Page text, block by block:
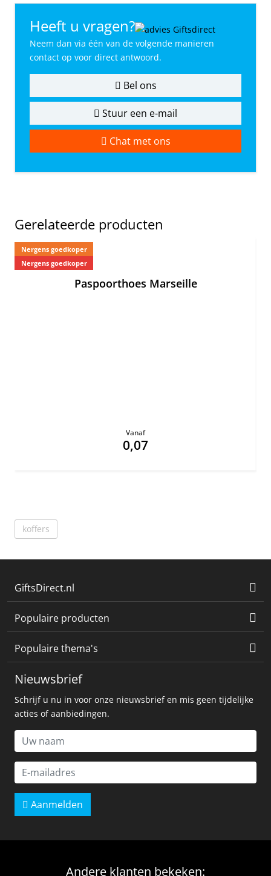
Heeft u vragen?
Neem dan via één van de volgende manieren
contact op voor direct antwoord.
Bel ons
Stuur een e-mail
Chat met ons
Gerelateerde producten
Nergens goedkoper
Nergens goedkoper
Paspoorthoes Marseille
Vanaf
0,07
koffers
GiftsDirect.nl
Populaire producten
Populaire thema's
Nieuwsbrief
Schrijf u nu in voor onze nieuwsbrief en mis geen tijdelijke
acties of aanbiedingen.
Aanmelden
Andere klanten bekeken: